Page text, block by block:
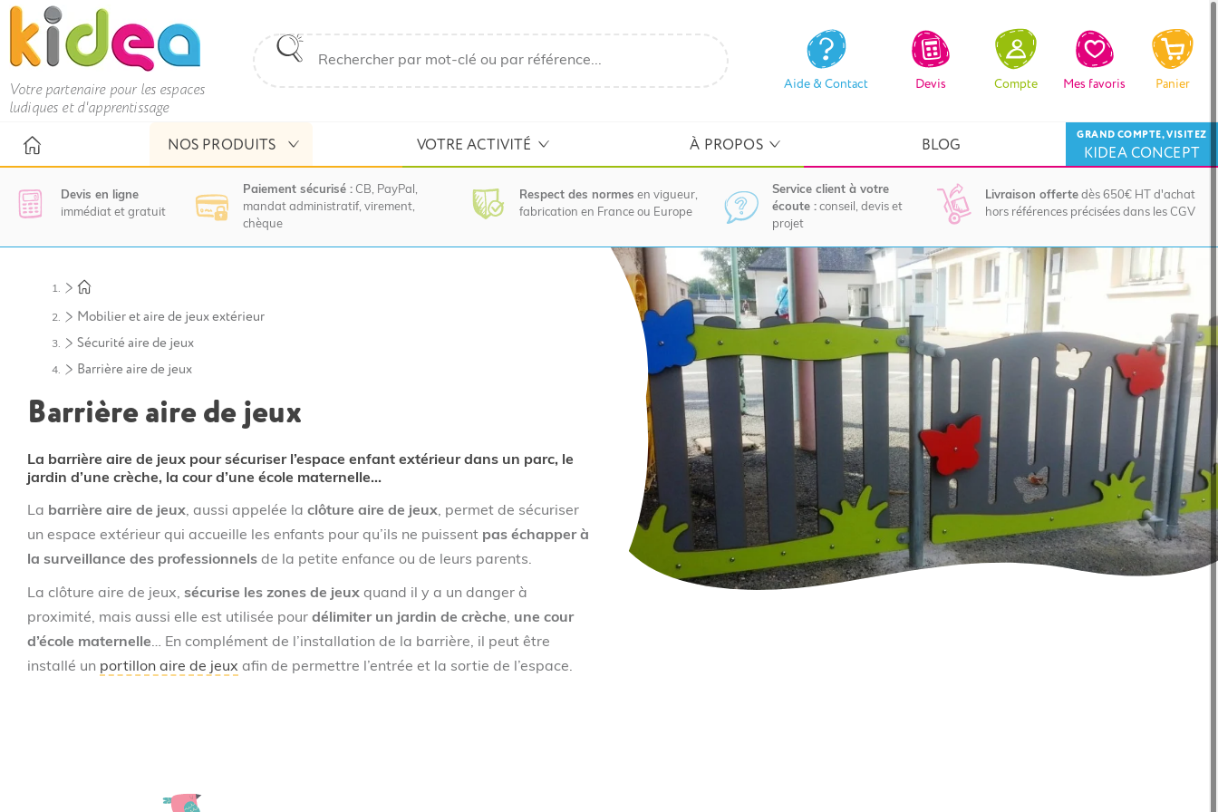
Votre partenaire pour les espaces
ludiques et d'apprentissage
Aide & Contact Devis Compte Mes favoris Panier
NOS PRODUITS VOTRE ACTIVITÉ À PROPOS BLOG KIDEA CONCEPT
GRAND COMPTE, VISITEZ
Devis en ligne
immédiat et gratuit
Paiement sécurisé : CB, PayPal,
mandat administratif, virement,
chèque
Respect des normes en vigueur,
fabrication en France ou Europe
Service client à votre
écoute : conseil, devis et
projet
Livraison offerte dès 650€ HT d'achat
hors références précisées dans les CGV
invitons
service
pour
savoir
votre
projet
bénéficie
d’une
remise
et
le
de
livraison.
Mobilier et aire de jeux extérieur
Sécurité aire de jeux
Barrière aire de jeux
Barrière aire de jeux
La barrière aire de jeux pour sécuriser l’espace enfant extérieur dans un parc, le
jardin d’une crèche, la cour d’une école maternelle…
La barrière aire de jeux, aussi appelée la clôture aire de jeux, permet de sécuriser
un espace extérieur qui accueille les enfants pour qu’ils ne puissent pas échapper à
la surveillance des professionnels de la petite enfance ou de leurs parents.
La clôture aire de jeux, sécurise les zones de jeux quand il y a un danger à
proximité, mais aussi elle est utilisée pour délimiter un jardin de crèche, une cour
d’école maternelle… En complément de l’installation de la barrière, il peut être
installé un portillon aire de jeux afin de permettre l’entrée et la sortie de l’espace.